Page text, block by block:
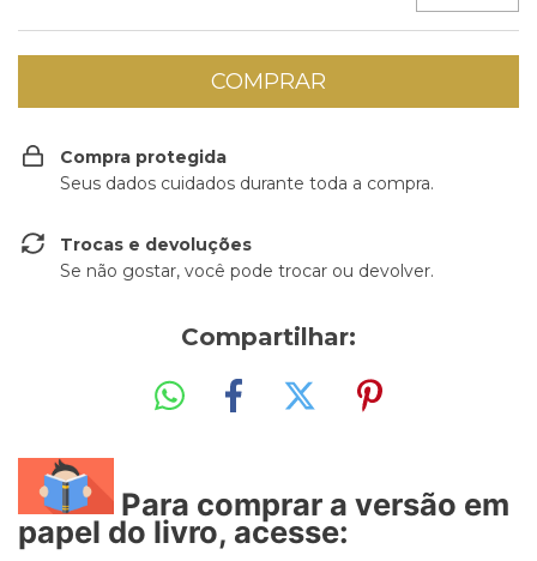
Compra protegida
Seus dados cuidados durante toda a compra.
Trocas e devoluções
Se não gostar, você pode trocar ou devolver.
Compartilhar:
Para comprar a versão em
papel do livro, acesse: